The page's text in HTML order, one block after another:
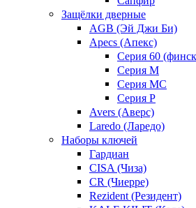
Защёлки дверные
AGB (Эй Джи Би)
Apecs (Апекс)
Серия 60
Серия M
Серия MC
Серия P
Avers (Аверс)
Laredo (Ларедо)
Наборы ключей
Гардиан
CISA (Чиза)
CR (Чиерре)
Rezident (Резидент)